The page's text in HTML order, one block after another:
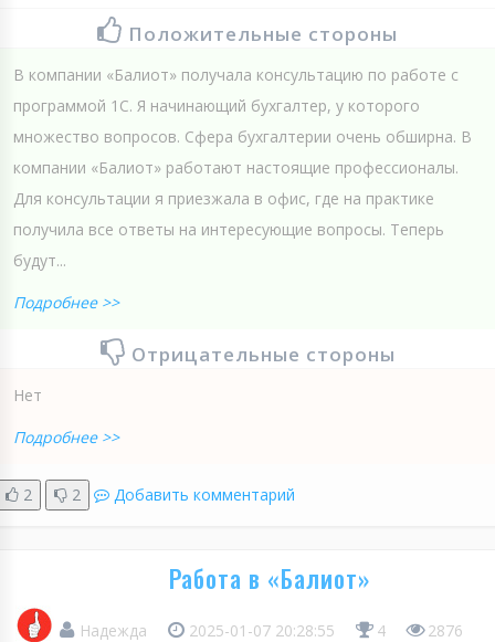
Положительные стороны
В компании «Балиот» получала консультацию по работе с
программой 1С. Я начинающий бухгалтер, у которого
множество вопросов. Сфера бухгалтерии очень обширна. В
компании «Балиот» работают настоящие профессионалы.
Для консультации я приезжала в офис, где на практике
получила все ответы на интересующие вопросы. Теперь
будут...
Подробнее >>
Отрицательные стороны
Нет
Подробнее >>
2 2 Добавить комментарий
Работа в «Балиот»
Надежда 2025-01-07 20:28:55 4 2876